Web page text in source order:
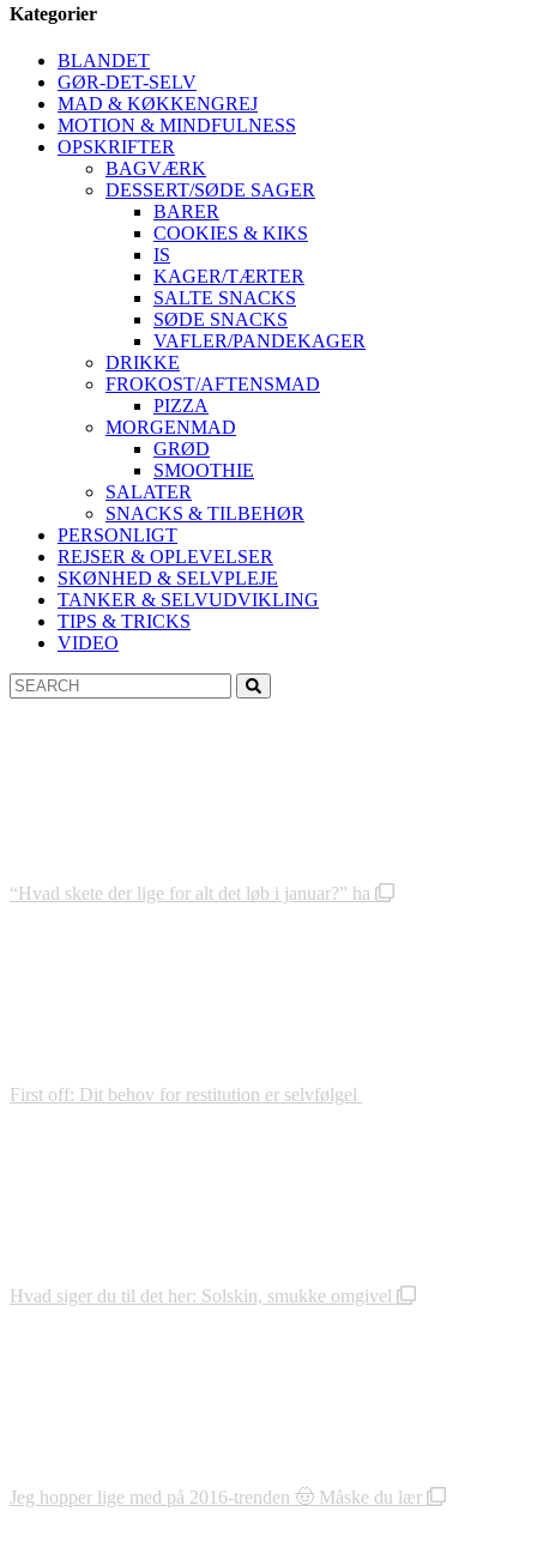
Kategorier
BLANDET
GØR-DET-SELV
MAD & KØKKENGREJ
MOTION & MINDFULNESS
OPSKRIFTER
BAGVÆRK
DESSERT/SØDE SAGER
BARER
COOKIES & KIKS
IS
KAGER/TÆRTER
SALTE SNACKS
SØDE SNACKS
VAFLER/PANDEKAGER
DRIKKE
FROKOST/AFTENSMAD
PIZZA
MORGENMAD
GRØD
SMOOTHIE
SALATER
SNACKS & TILBEHØR
PERSONLIGT
REJSER & OPLEVELSER
SKØNHED & SELVPLEJE
TANKER & SELVUDVIKLING
TIPS & TRICKS
VIDEO
Search
for:
“Hvad skete der lige for alt det løb i januar?” ha
First off: Dit behov for restitution er selvfølgel
Hvad siger du til det her: Solskin, smukke omgivel
Jeg hopper lige med på 2016-trenden 🤠 Måske du lær